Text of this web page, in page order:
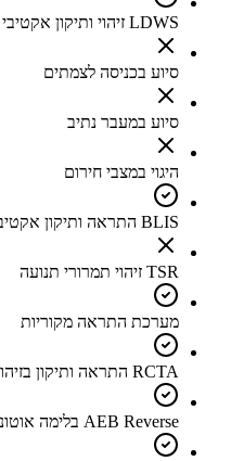
LDWS זיהוי ותיקון אקטיבי לסטיה מנתיב
סיוע בכניסה לצמתים
סיוע במעבר נתיב
היגוי במצבי חירום
BLIS התראה ותיקון אקטיבי לרכב בשטח מת
TSR זיהוי תמרורי תנועה
מערכת התראה מקוריות
RCTA התראה ותיקון בזיהוי תנועה חוצה מאחור
AEB Reverse בלימה אוטונומית בנסיעה לאחור